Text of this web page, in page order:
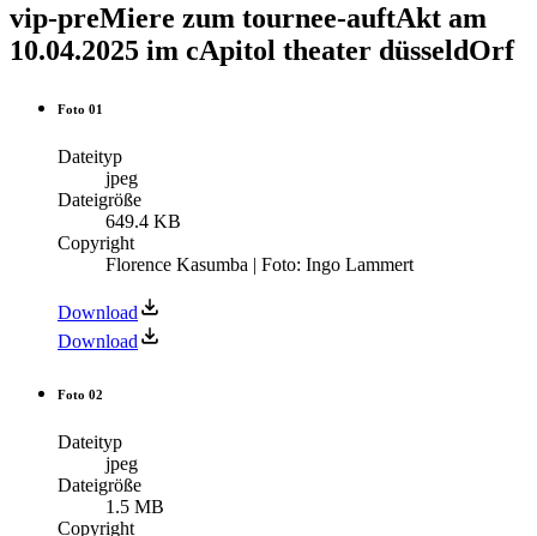
vip-preMiere zum tournee-auftAkt am
10.04.2025 im cApitol theater düsseldOrf
Foto 01
Dateityp
jpeg
Dateigröße
649.4 KB
Copyright
Florence Kasumba | Foto: Ingo Lammert
Download
Download
Foto 02
Dateityp
jpeg
Dateigröße
1.5 MB
Copyright